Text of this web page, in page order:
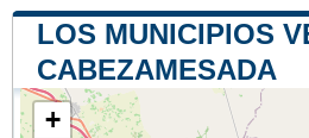
LOS MUNICIPIOS
CABEZAMESADA
+